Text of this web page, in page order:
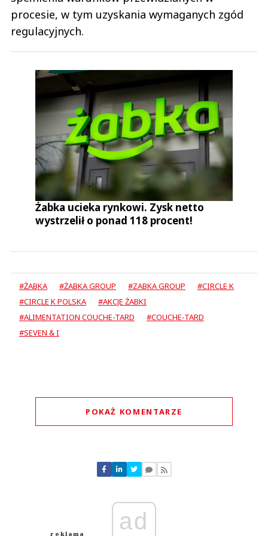
procesie, w tym uzyskania wymaganych zgód
regulacyjnych.
Żabka ucieka rynkowi. Zysk netto
wystrzelił o ponad 118 procent!
#ŻABKA #ŻABKA GROUP #ZABKA GROUP
#CIRCLE K
#CIRCLE K POLSKA
#AKCJE ŻABKI
#ALIMENTATION COUCHE-TARD
#COUCHE-TARD
#SEVEN & I
POKAŻ KOMENTARZE
Nie znaleziono komentarzy
Zostaw swoje komentarze
Anuluj
ad